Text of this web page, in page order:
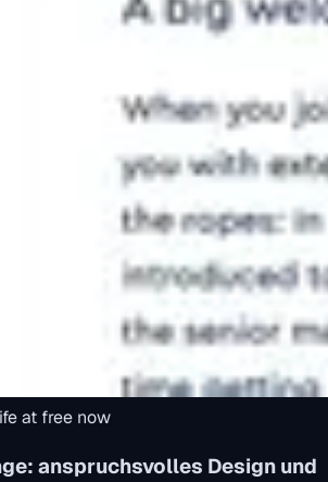
at free now
anspruchsvolles Design und